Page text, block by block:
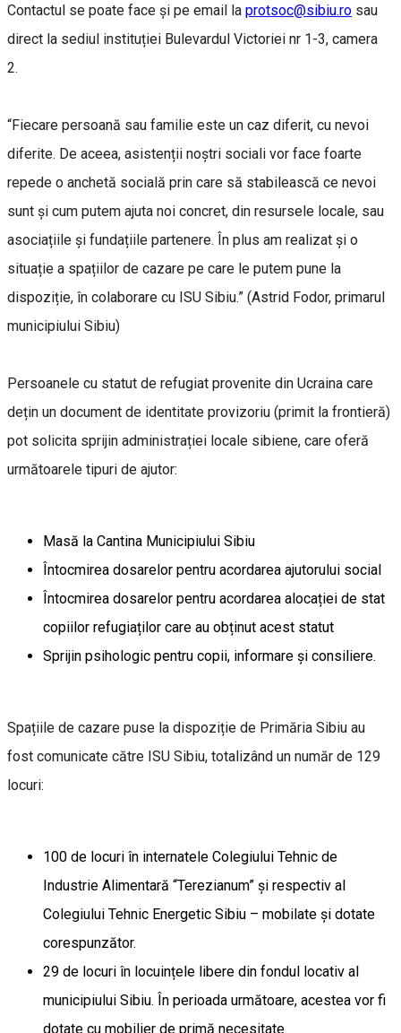
Contactul se poate face și pe email la protsoc@sibiu.ro sau
direct la sediul instituției Bulevardul Victoriei nr 1-3, camera
2.
“Fiecare persoană sau familie este un caz diferit, cu nevoi
diferite. De aceea, asistenții noștri sociali vor face foarte
repede o anchetă socială prin care să stabilească ce nevoi
sunt și cum putem ajuta noi concret, din resursele locale, sau
asociațiile și fundațiile partenere. În plus am realizat și o
situație a spațiilor de cazare pe care le putem pune la
dispoziție, în colaborare cu ISU Sibiu.” (Astrid Fodor, primarul
municipiului Sibiu)
Persoanele cu statut de refugiat provenite din Ucraina care
dețin un document de identitate provizoriu (primit la frontieră)
pot solicita sprijin administrației locale sibiene, care oferă
următoarele tipuri de ajutor:
Masă la Cantina Municipiului Sibiu
Întocmirea dosarelor pentru acordarea ajutorului social
Întocmirea dosarelor pentru acordarea alocației de stat
copiilor refugiaților care au obținut acest statut
Sprijin psihologic pentru copii, informare și consiliere.
Spațiile de cazare puse la dispoziție de Primăria Sibiu au
fost comunicate către ISU Sibiu, totalizând un număr de 129
locuri:
100 de locuri în internatele Colegiului Tehnic de
Industrie Alimentară “Terezianum” și respectiv al
Colegiului Tehnic Energetic Sibiu – mobilate și dotate
corespunzător.
29 de locuri în locuințele libere din fondul locativ al
municipiului Sibiu. În perioada următoare, acestea vor fi
dotate cu mobilier de primă necesitate.